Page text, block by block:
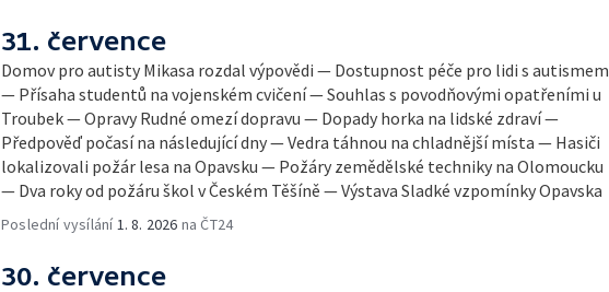
31. července
Domov pro autisty Mikasa rozdal výpovědi — Dostupnost péče pro lidi s autismem
— Přísaha studentů na vojenském cvičení — Souhlas s povodňovými opatřeními u
Troubek — Opravy Rudné omezí dopravu — Dopady horka na lidské zdraví —
Předpověď počasí na následující dny — Vedra táhnou na chladnější místa — Hasiči
lokalizovali požár lesa na Opavsku — Požáry zemědělské techniky na Olomoucku
— Dva roky od požáru škol v Českém Těšíně — Výstava Sladké vzpomínky Opavska
Poslední vysílání 1. 8. 2026 na ČT24
30. července